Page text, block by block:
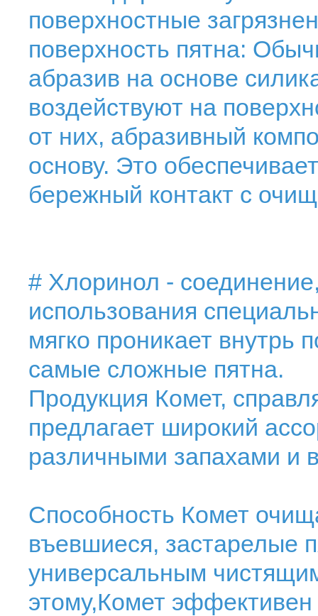
поверхностные
поверхность пятна:
абразив на основе
воздействуют на
от них, абразивный
основу. Это
бережный контакт с
# Хлоринол -
использования
мягко проникает внутрь
самые сложные пятна.
Продукция Комет,
предлагает широкий
различными запахами и
Способность Комет
въевшиеся, застарелые
универсальным
этому,Комет